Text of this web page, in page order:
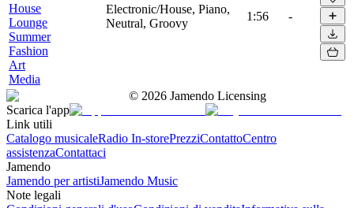
House
Lounge
Summer
Fashion
Art
Media
Electronic/House, Piano,
Neutral, Groovy
1:56 -
© 2026 Jamendo Licensing
Scarica l'app
Link utili
Catalogo musicaleRadio In-storePrezziContattoCentro
assistenzaContattaci
Jamendo
Jamendo per artistiJamendo Music
Note legali